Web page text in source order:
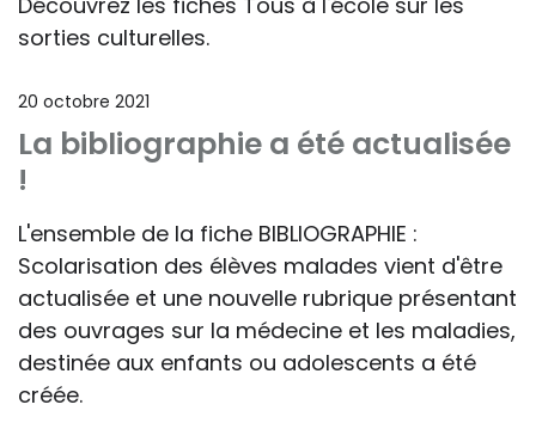
sorties culturelles.
20 octobre 2021
La bibliographie a été actualisée
!
L'ensemble de la fiche BIBLIOGRAPHIE :
Scolarisation des élèves malades vient d'être
actualisée et une nouvelle rubrique présentant
des ouvrages sur la médecine et les maladies,
destinée aux enfants ou adolescents a été
créée.